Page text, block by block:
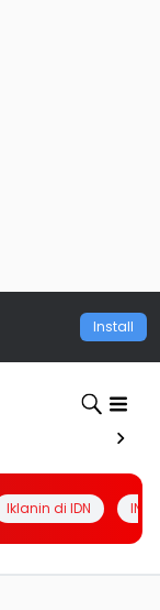
Install
Iklanin di IDN